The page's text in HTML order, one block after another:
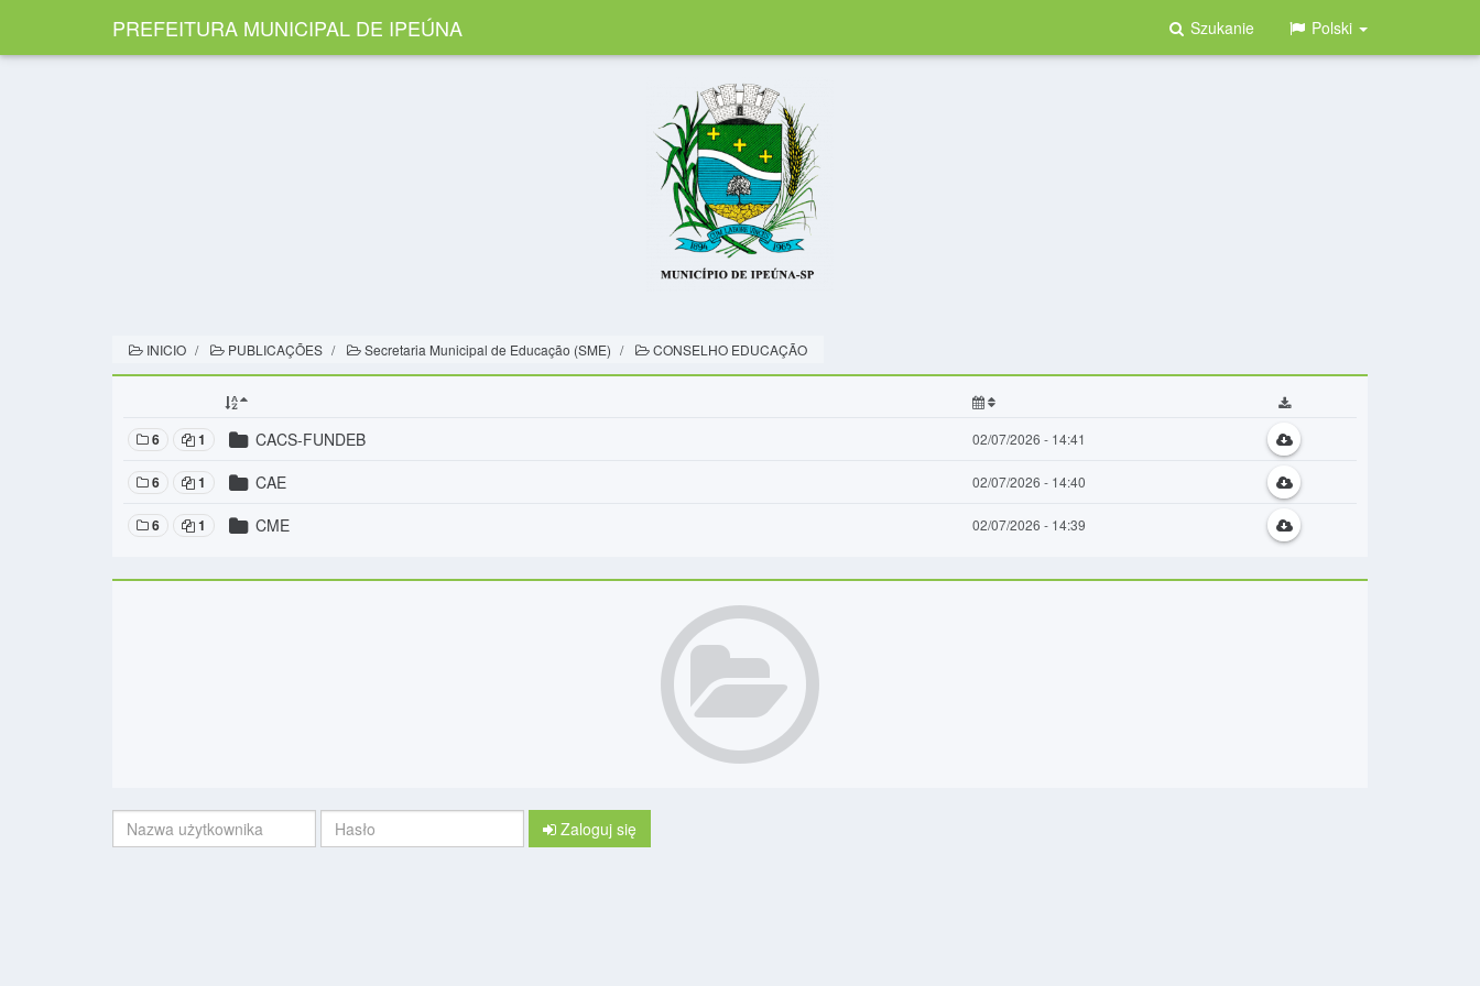
PREFEITURA MUNICIPAL DE IPEÚNA Szukanie Polski
INICIO PUBLICAÇÕES Secretaria Municipal de Educação (SME) CONSELHO EDUCAÇÃO
6 1 CACS-FUNDEB 02/07/2026 - 14:41
6 1 CAE 02/07/2026 - 14:40
6 1 CME 02/07/2026 - 14:39
Nazwa
użytkownika:
Hasło: Zaloguj się